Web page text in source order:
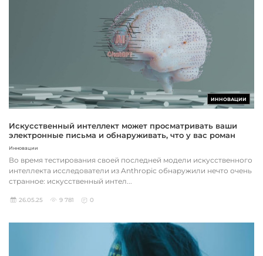
ИННОВАЦИИ
Искусственный интеллект может просматривать ваши
электронные письма и обнаруживать, что у вас роман
Инновации
Во время тестирования своей последней модели искусственного
интеллекта исследователи из Anthropic обнаружили нечто очень
странное: искусственный интел...
26.05.25 9 781 0